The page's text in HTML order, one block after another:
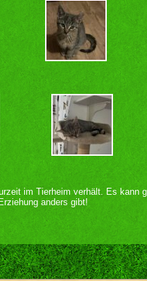
im Tierheim verhält. Es kann
anders gibt!